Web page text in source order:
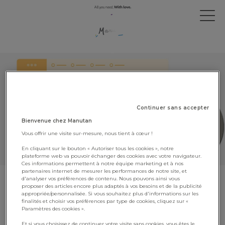
Manutan France renouvelle sa
médaille d’argent EcoVadis
6 avril 2021
Continuer sans accepter
Bienvenue chez Manutan
Vous offrir une visite sur-mesure, nous tient à cœur !
En cliquant sur le bouton « Autoriser tous les cookies », notre
plateforme web va pouvoir échanger des cookies avec votre navigateur.
Ces informations permettent à notre équipe marketing et à nos
partenaires internet de mesurer les performances de notre site, et
d'analyser vos préférences de contenu. Nous pouvons ainsi vous
proposer des articles encore plus adaptés à vos besoins et de la publicité
appropriée/personnalisée. Si vous souhaitez plus d'informations sur les
finalités et choisir vos préférences par type de cookies, cliquez sur «
Paramètres des cookies ».